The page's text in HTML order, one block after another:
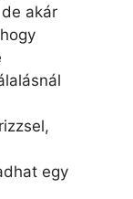
akár
egy